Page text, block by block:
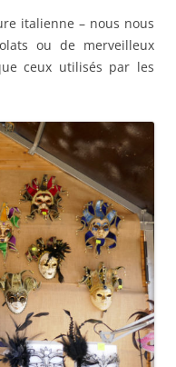
italienne – nous nous
ou de merveilleux
ceux utilisés par les